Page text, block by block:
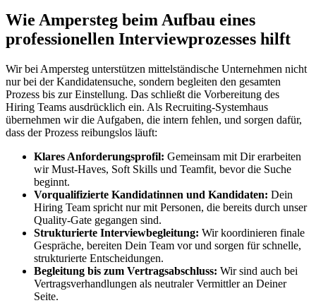
Wie Ampersteg beim Aufbau eines
professionellen Interviewprozesses hilft
Wir bei Ampersteg unterstützen mittelständische Unternehmen nicht
nur bei der Kandidatensuche, sondern begleiten den gesamten
Prozess bis zur Einstellung. Das schließt die Vorbereitung des
Hiring Teams ausdrücklich ein. Als Recruiting-Systemhaus
übernehmen wir die Aufgaben, die intern fehlen, und sorgen dafür,
dass der Prozess reibungslos läuft:
Klares Anforderungsprofil: Gemeinsam mit Dir erarbeiten
wir Must-Haves, Soft Skills und Teamfit, bevor die Suche
beginnt.
Vorqualifizierte Kandidatinnen und Kandidaten: Dein
Hiring Team spricht nur mit Personen, die bereits durch unser
Quality-Gate gegangen sind.
Strukturierte Interviewbegleitung: Wir koordinieren finale
Gespräche, bereiten Dein Team vor und sorgen für schnelle,
strukturierte Entscheidungen.
Begleitung bis zum Vertragsabschluss: Wir sind auch bei
Vertragsverhandlungen als neutraler Vermittler an Deiner
Seite.